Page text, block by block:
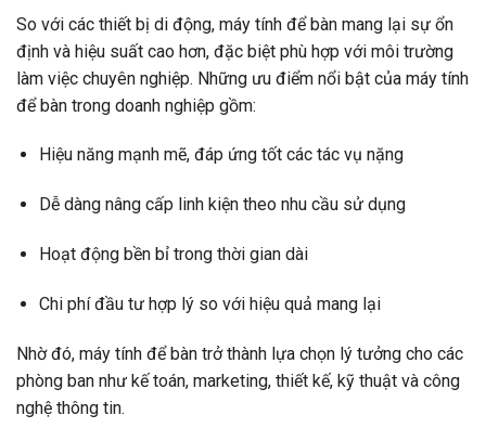
So với các thiết bị di động, máy tính để bàn mang lại sự ổn
định và hiệu suất cao hơn, đặc biệt phù hợp với môi trường
làm việc chuyên nghiệp. Những ưu điểm nổi bật của máy tính
để bàn trong doanh nghiệp gồm:
Hiệu năng mạnh mẽ, đáp ứng tốt các tác vụ nặng
Dễ dàng nâng cấp linh kiện theo nhu cầu sử dụng
Hoạt động bền bỉ trong thời gian dài
Chi phí đầu tư hợp lý so với hiệu quả mang lại
Nhờ đó, máy tính để bàn trở thành lựa chọn lý tưởng cho các
phòng ban như kế toán, marketing, thiết kế, kỹ thuật và công
nghệ thông tin.